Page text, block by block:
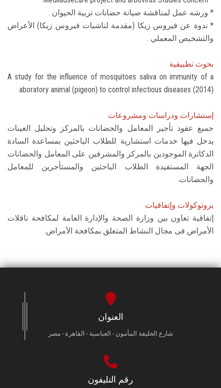
* ورشه عمل لمناقشة صيانة حضانات تربية الحيوان .
* ندوة عن فيروس زيكا (مقدمة لناشيات فيروس زيكا) الأعراض
والتشخيص المعملي .
بحوث تطبيقية
A study for the influence of mosquitoes saliva on immunity of a
aboratory animal (pigeon) to control infectious diseases (2014)
إستشارات ودراسات ومشروعات
جميع عقود تأجير المعامل والحضانات بالمركز وتحليل العينات
يدخل فيها خدمات استشارية للطلاب الباحثين بمساعدة السادة
الدكاترة الموجودين بالمركز والمشرفين على المعامل والحضانات
الجهة المستفيدة الطلاب الباحثين والمستأجرين للمعامل
والحضانات.
بروتوكولات وإتفاقيات
إتفاقية تعاون بين وزارة الصحة والإدارة العامة لمكافحة ناقلات
الأمراض فى مجال النشاط المتعلق بمكافحة الأمراض.
العنوان
شارع الخليفة المأمون - العباسية - القاهرة - مصر
رقم التليفون